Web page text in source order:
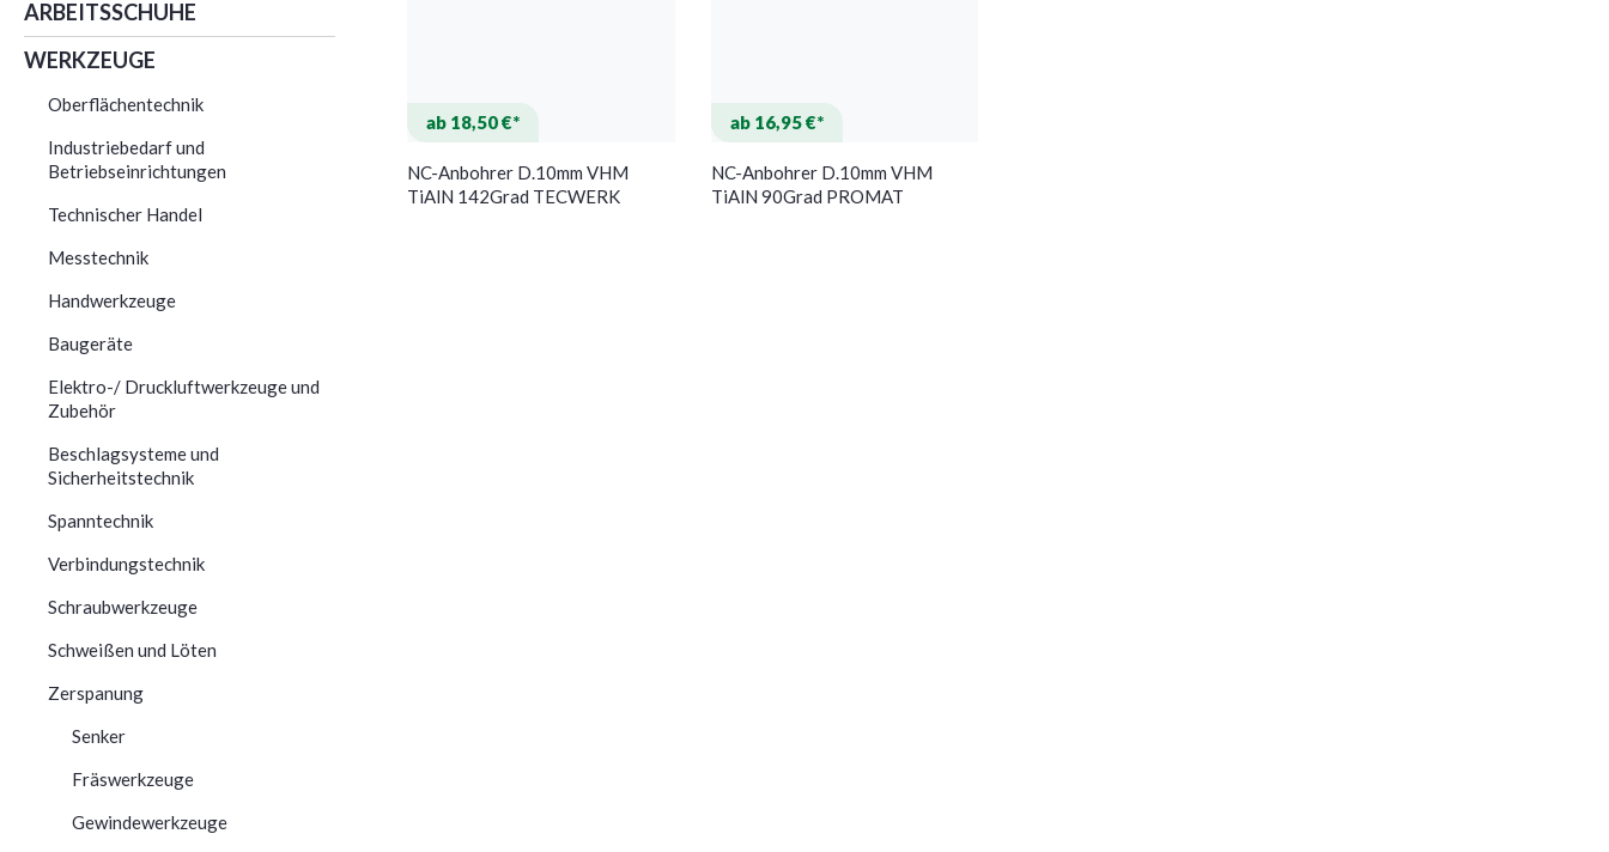
ARBEITSSCHUHE
WERKZEUGE
Oberflächentechnik
Industriebedarf und
Betriebseinrichtungen
Technischer Handel
Messtechnik
Handwerkzeuge
Baugeräte
Elektro-/ Druckluftwerkzeuge und
Zubehör
Beschlagsysteme und
Sicherheitstechnik
Spanntechnik
Verbindungstechnik
Schraubwerkzeuge
Schweißen und Löten
Zerspanung
Senker
Fräswerkzeuge
Gewindewerkzeuge
ab 18,50 €*
NC-Anbohrer D.10mm VHM
TiAlN 142Grad TECWERK
ab 16,95 €*
NC-Anbohrer D.10mm VHM
TiAlN 90Grad PROMAT